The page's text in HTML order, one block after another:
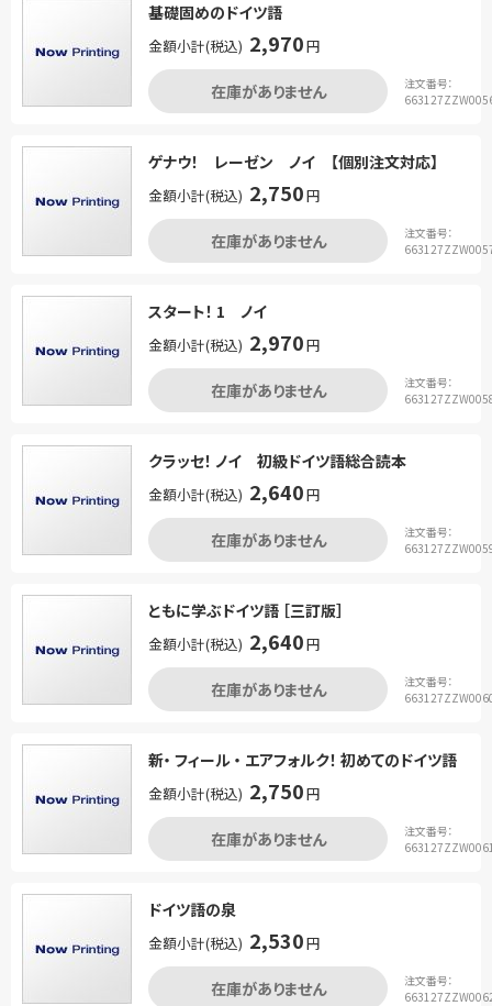
基礎固めのドイツ語
金額小計(税込) 2,970円
在庫がありません
注文番号：
ゲナウ！ レーゼン ノイ 【個別注文対応】
金額小計(税込) 2,750円
在庫がありません
注文番号：
スタート！ 1 ノイ
金額小計(税込) 2,970円
在庫がありません
注文番号：
クラッセ！ ノイ 初級ドイツ語総合読本
金額小計(税込) 2,640円
在庫がありません
注文番号：
ともに学ぶドイツ語 ［三訂版］
金額小計(税込) 2,640円
在庫がありません
注文番号：
新・ フィール ・ エアフォルク！ 初めてのドイツ語
金額小計(税込) 2,750円
在庫がありません
注文番号：
ドイツ語の泉
金額小計(税込) 2,530円
在庫がありません
注文番号：